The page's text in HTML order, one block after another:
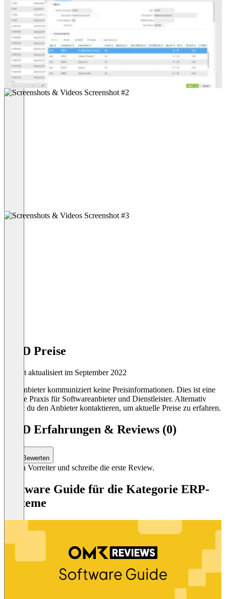
QAD Preise
Zuletzt aktualisiert im September 2022
Der Anbieter kommuniziert keine Preisinformationen. Dies ist eine
übliche Praxis für Softwareanbieter und Dienstleister. Alternativ
kannst du den Anbieter kontaktieren, um aktuelle Preise zu erfahren.
QAD Erfahrungen & Reviews (0)
Bewerten
Sei ein Vorreiter und schreibe die erste Review.
Software Guide für die Kategorie ERP-
Systeme